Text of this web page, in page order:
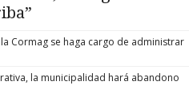
Cormag se haga cargo de administrar
la municipalidad hará abandono